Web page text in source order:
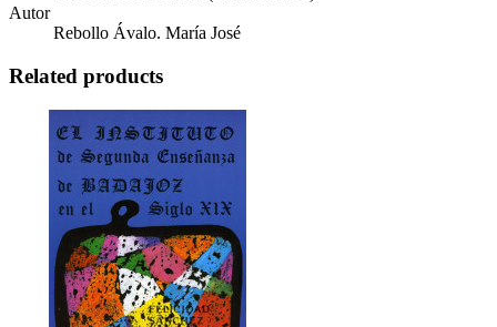
Autor
Rebollo Ávalo. María José
Related products